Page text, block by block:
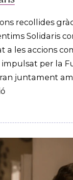
recollides
Solidaris
a les accions
per la
juntament